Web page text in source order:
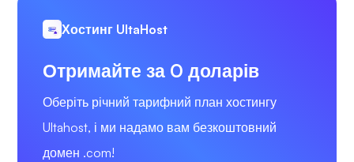
Хостинг UltaHost
Отримайте за 0 доларів
Оберіть річний тарифний план хостингу
Ultahost, і ми надамо вам безкоштовний
домен .com!